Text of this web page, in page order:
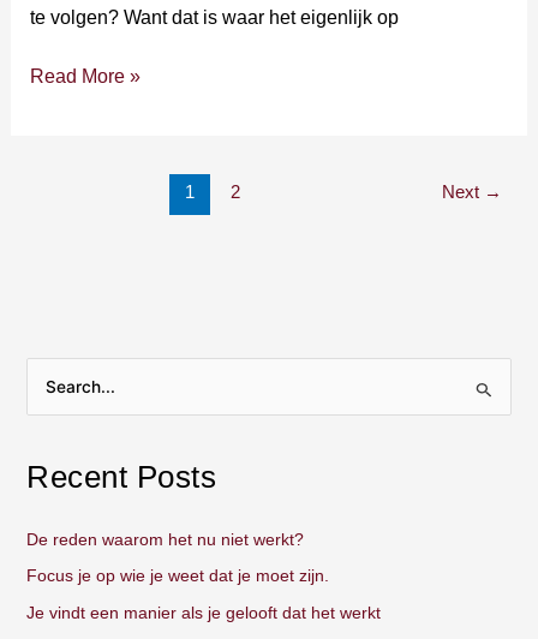
te volgen? Want dat is waar het eigenlijk op
Read More »
1 2 Next →
r
f
o
Recent Posts
De reden waarom het nu niet werkt?
Focus je op wie je weet dat je moet zijn.
Je vindt een manier als je gelooft dat het werkt